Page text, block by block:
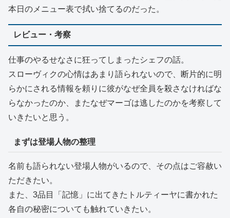
本日のメニュー表で拭い捨てるのだった。
レビュー・考察
仕事のやるせなさに狂ってしまったシェフの話。
スローヴィクの心情はあまり語られないので、断片的に明
らかにされる情報を頼りに彼がなぜ全員を殺さなければな
らなかったのか、またなぜマーゴは逃したのかを考察して
いきたいと思う。
まずは登場人物の整理
名前も語られない登場人物がいるので、その点はご容赦い
ただきたい。
また、3品目「記憶」に出てきたトルティーヤに書かれた
各自の秘密についても触れていきたい。